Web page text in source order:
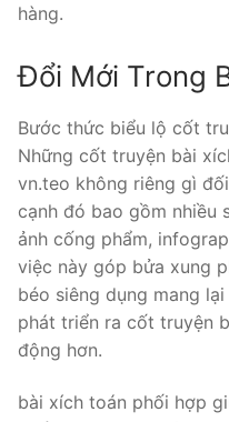
hàng.
Đổi Mới Trong
Bước thức biểu lộ cốt
Những cốt truyện bài
vn.teo không riêng gì
cạnh đó bao gồm nhiều
ảnh cống phẩm,
việc này góp bửa xung
béo siêng dụng mang
phát triển ra cốt truyện
động hơn.
bài xích toán phối hợp